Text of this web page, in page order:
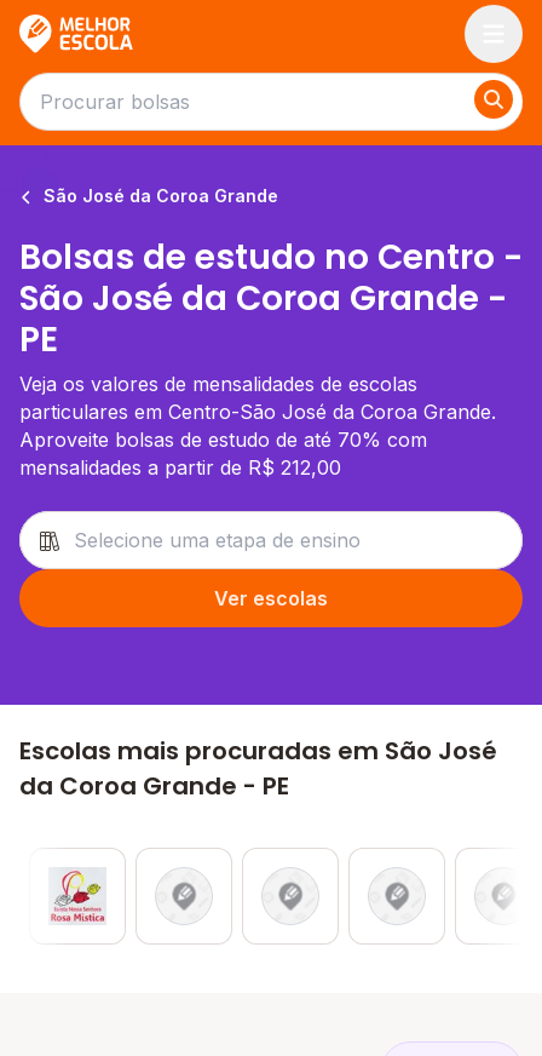
São José da Coroa Grande
Bolsas de estudo no Centro -
São José da Coroa Grande -
PE
Veja os valores de mensalidades de escolas
particulares em Centro-São José da Coroa Grande.
Aproveite bolsas de estudo de até 70% com
mensalidades a partir de R$ 212,00
Ver escolas
Escolas mais procuradas em São José
da Coroa Grande - PE